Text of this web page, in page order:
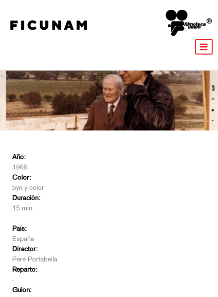
Año:
1969
Color:
byn y color
Duración:
15 min.
País:
España
Director:
Pere Portabella
Reparto:
-
Guion: